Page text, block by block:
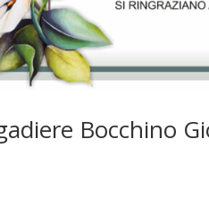
Bocchino